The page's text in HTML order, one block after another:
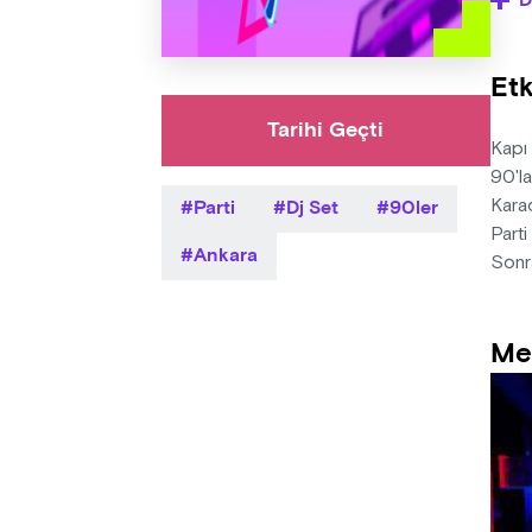
Tarihi Geçti
Parti Dj Set
90ler
Ankara
için